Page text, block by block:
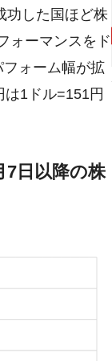
功した国ほど株
ォーマンスをド
ォーム幅が拡
1ドル=151円
7日以降の株